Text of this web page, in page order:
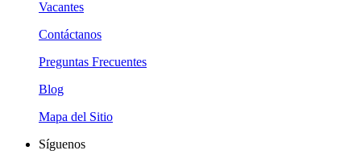
Vacantes
Contáctanos
Preguntas Frecuentes
Blog
Mapa del Sitio
Síguenos